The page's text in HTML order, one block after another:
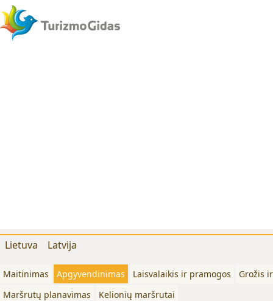
Lietuva Latvija
Maitinimas Apgyvendinimas Laisvalaikis ir pramogos
Grožis
Maršrutų planavimas
Kelionių maršrutai